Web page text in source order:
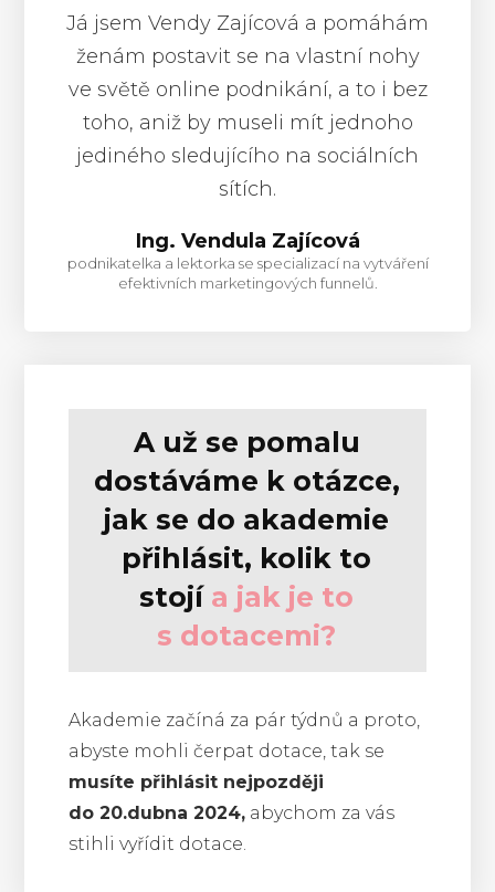
Já jsem Vendy Zajícová a pomáhám
ženám postavit se na vlastní nohy
ve světě online podnikání, a to i bez
toho, aniž by museli mít jednoho
jediného sledujícího na sociálních
sítích.
Ing. Vendula Zajícová
podnikatelka a lektorka se specializací na vytváření
efektivních marketingových funnelů.
A už se pomalu
dostáváme k otázce,
jak se do akademie
přihlásit, kolik to
stojí a jak je to
s dotacemi?
Akademie začíná za pár týdnů a proto,
abyste mohli čerpat dotace, tak se
musíte přihlásit nejpozději
do 20.dubna 2024, abychom za vás
stihli vyřídit dotace.